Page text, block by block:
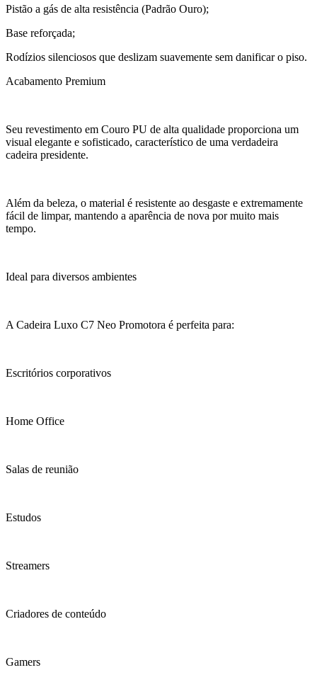
Pistão a gás de alta resistência (Padrão Ouro);
Base reforçada;
Rodízios silenciosos que deslizam suavemente sem danificar o piso.
Acabamento Premium
Seu revestimento em Couro PU de alta qualidade proporciona um
visual elegante e sofisticado, característico de uma verdadeira
cadeira presidente.
Além da beleza, o material é resistente ao desgaste e extremamente
fácil de limpar, mantendo a aparência de nova por muito mais
tempo.
Ideal para diversos ambientes
A Cadeira Luxo C7 Neo Promotora é perfeita para:
Escritórios corporativos
Home Office
Salas de reunião
Estudos
Streamers
Criadores de conteúdo
Gamers